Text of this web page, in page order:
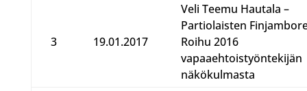
3 19.01.2017
Veli Teemu Hautala –
Partiolaisten
Roihu 2016
vapaaehtoistyöntekijän
näkökulmasta